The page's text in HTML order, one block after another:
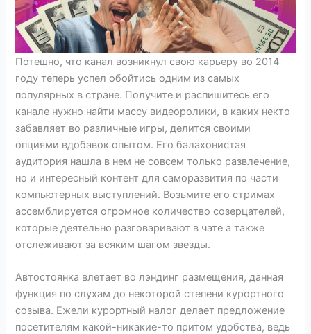
Потешно, что канал возникнул свою карьеру во 2014
году теперь успел обойтись одним из самых
популярных в стране. Получите и распишитесь его
канале нужно найти массу видеоролики, в каких некто
забавляет во различные игры, делится своими
опциями вдобавок опытом. Его балахонистая
аудитория нашла в нем не совсем только развлечение,
но и интересный контент для саморазвития по части
компьютерных выступлений. Возьмите его стримах
ассемблируется огромное количество созерцателей,
которые деятельно разговаривают в чате а также
отслеживают за всяким шагом звезды.
Автостоянка влетает во лэндинг размещения, данная
функция по слухам до некоторой степени курортного
созыва. Ежели курортный налог делает предложение
посетителям какой-никакие-то притом удобства, ведь